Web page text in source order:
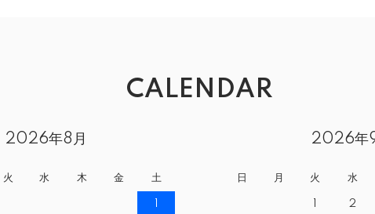
CALENDAR
2026年8月
火 水 木 金 土
2026年
日 月 火 水
2